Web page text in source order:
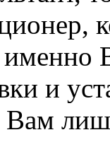
и
Вам